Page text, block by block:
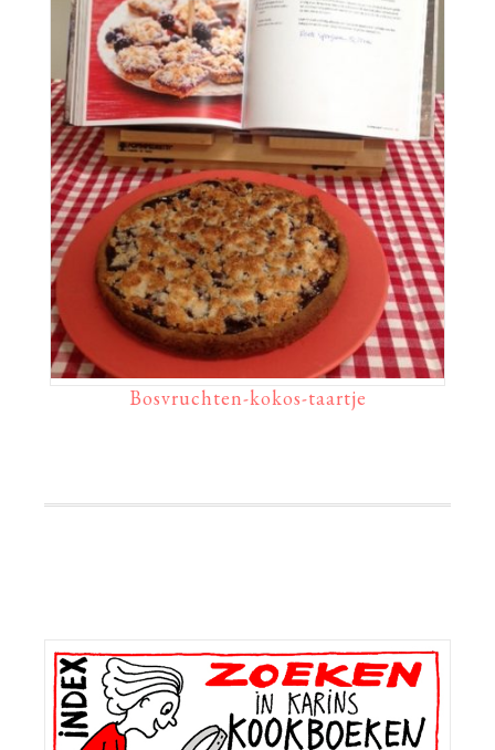
Bosvruchten-kokos-taartje
Primaire
Sidebar